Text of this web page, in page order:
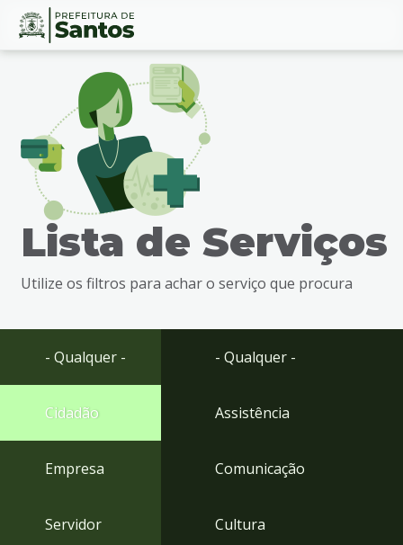
Ir
busca
Ir
rodapé
Conteúdo
Lista de Serviços
Utilize os filtros para achar o serviço que procura
- Qualquer -
Cidadão
Empresa
Servidor
- Qualquer -
Assistência
Comunicação
Cultura